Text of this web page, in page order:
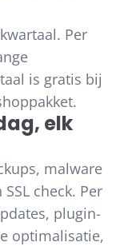
Per
is gratis bij
elk
malware
check. Per
plugin-
optimalisatie,